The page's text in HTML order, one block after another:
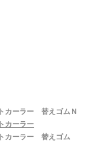
カーラー 替えゴムＮ
カーラー
カーラー 替えゴム